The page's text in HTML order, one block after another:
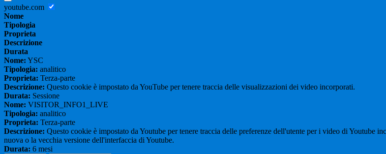
youtube.com
Nome
Tipologia
Proprieta
Descrizione
Durata
Nome: YSC
Tipologia: analitico
Proprieta: Terza-parte
Descrizione: Questo cookie è impostato da YouTube per tenere traccia delle visualizzazioni dei video incorporati.
Durata: Sessione
Nome: VISITOR_INFO1_LIVE
Tipologia: analitico
Proprieta: Terza-parte
Descrizione: Questo cookie è impostato da Youtube per tenere traccia delle preferenze dell'utente per i video di Youtube
nuova o la vecchia versione dell'interfaccia di Youtube.
Durata: 6 mesi